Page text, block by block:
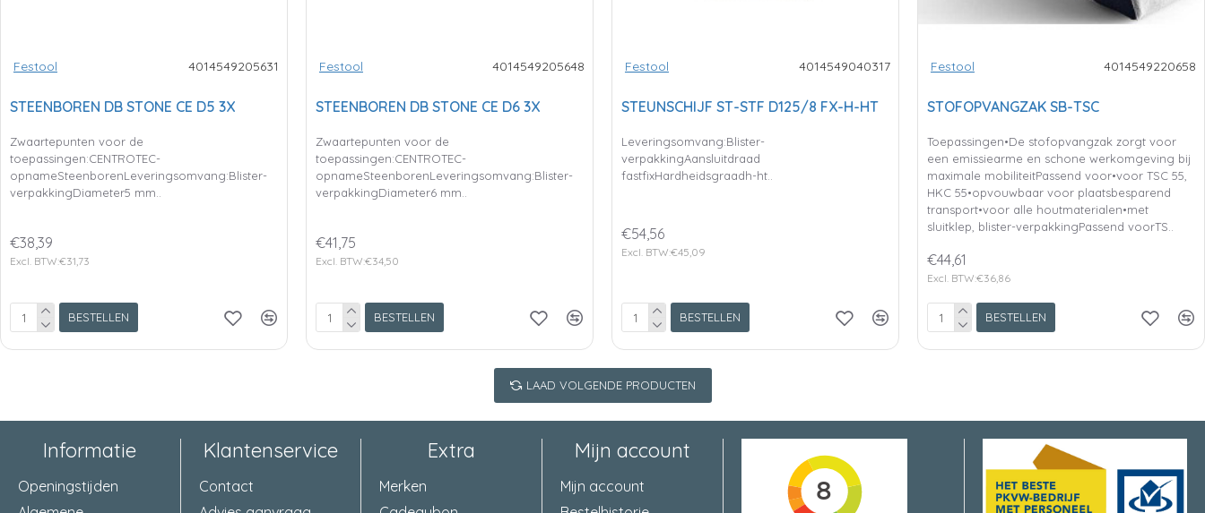
Festool 4014549205631
STEENBOREN DB STONE CE D5 3X
Zwaartepunten voor de
toepassingen:CENTROTEC-
opnameSteenborenLeveringsomvang:Blister-
verpakkingDiameter5 mm..
€38,39
Excl. BTW:€31,73
BESTELLEN
Festool 4014549205648
STEENBOREN DB STONE CE D6 3X
Zwaartepunten voor de
toepassingen:CENTROTEC-
opnameSteenborenLeveringsomvang:Blister-
verpakkingDiameter6 mm..
€41,75
Excl. BTW:€34,50
BESTELLEN
Festool 4014549040317
STEUNSCHIJF ST-STF D125/8 FX-H-HT
Leveringsomvang:Blister-
verpakkingAansluitdraad
fastfixHardheidsgraadh-ht..
€54,56
Excl. BTW:€45,09
BESTELLEN
Festool 4014549220658
STOFOPVANGZAK SB-TSC
Toepassingen•De stofopvangzak zorgt voor
een emissiearme en schone werkomgeving bij
maximale mobiliteitPassend voor•voor TSC 55,
HKC 55•opvouwbaar voor plaatsbesparend
transport•voor alle houtmaterialen•met
sluitklep, blister-verpakkingPassend voorTS..
€44,61
Excl. BTW:€36,86
BESTELLEN
LAAD VOLGENDE PRODUCTEN
Informatie
Openingstijden
Klantenservice
Contact
Extra
Merken
Mijn account
Mijn account